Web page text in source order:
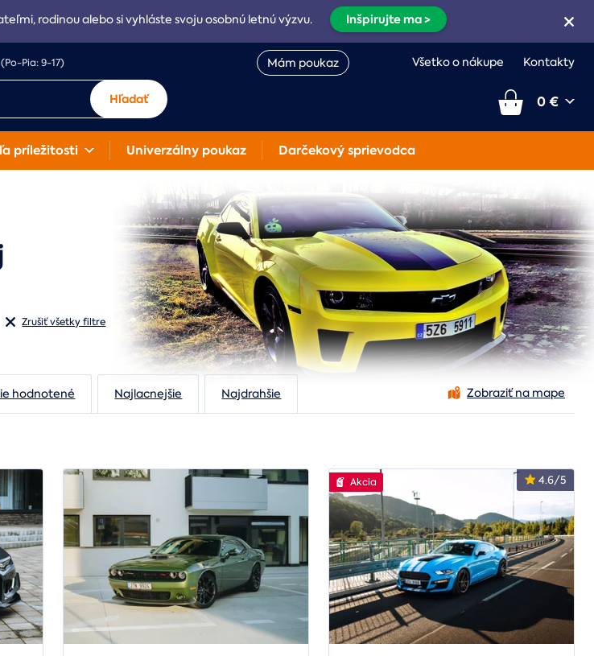
rodinou alebo si vyhláste svoju osobnú letnú výzvu. Inšpirujte ma >
(Po-Pia: 9-17) Mám poukaz Všetko o nákupe Kontakty
Hľadať 0 €
príležitosti Univerzálny poukaz Darčekový sprievodca
Zrušiť všetky filtre
Zobraziť na mape
hodnotené Najlacnejšie Najdrahšie
4.6/5
Akcia